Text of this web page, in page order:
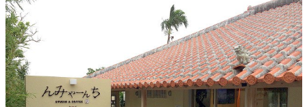
現在地から探す
地域から探す
国頭村 大宜味村 本部町 名護市 宜野座村 恩納村 金武町
うるま市
嘉手納町 沖縄市 北谷町 北中城村 宜野湾市 中城村
西原町 浦添市 那覇市 首里 与那原町 南風原町 豊見城市 南城市
八重瀬町 糸満市 宮古島 石垣島 大東島